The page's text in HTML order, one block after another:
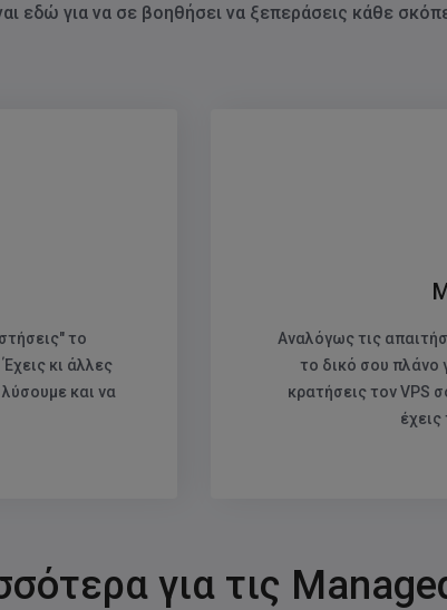
εδώ για να σε βοηθήσει να ξεπεράσεις κάθε
το
κι άλλες
και να
Αναλόγως τις
το δικό σου πλάνο
κρατήσεις τον VPS
έχεις
για τις
για να ενεργοποιήσεις/απενεργοποιήσεις όλες τις